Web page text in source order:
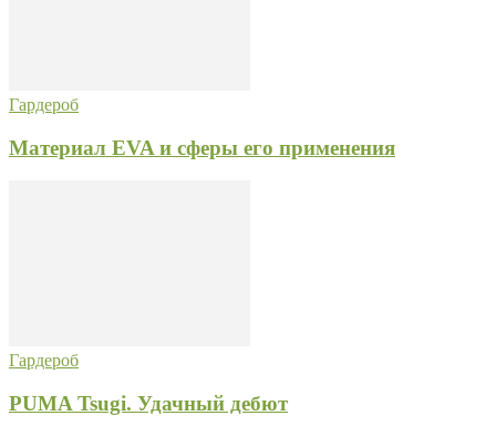
Гардероб
Материал EVA и сферы его применения
Гардероб
PUMA Tsugi. Удачный дебют